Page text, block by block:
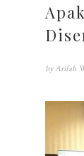
by Arifah